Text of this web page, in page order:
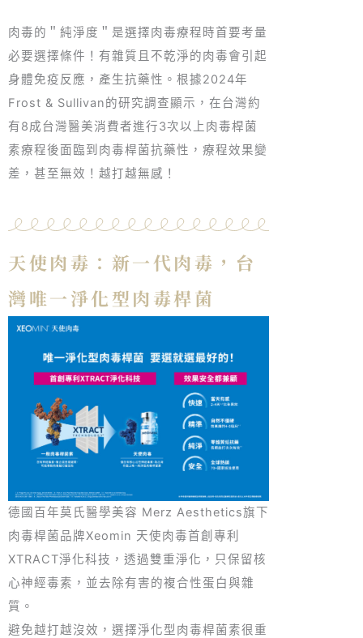
肉毒的＂純淨度＂是選擇肉毒療程時首要考量
必要選擇條件！有雜質且不乾淨的肉毒會引起
身體免疫反應，產生抗藥性。根據2024年
Frost & Sullivan的研究調查顯示，在台灣約
有8成台灣醫美消費者進行3次以上肉毒桿菌
素療程後面臨到肉毒桿菌抗藥性，療程效果變
差，甚至無效！越打越無感！
天使肉毒：新一代肉毒，台
灣唯一淨化型肉毒桿菌
德國百年莫氏醫學美容 Merz Aesthetics旗下
肉毒桿菌品牌Xeomin 天使肉毒首創專利
XTRACT淨化科技，透過雙重淨化，只保留核
心神經毒素，並去除有害的複合性蛋白與雜
質。
避免越打越沒效，選擇淨化型肉毒桿菌素很重